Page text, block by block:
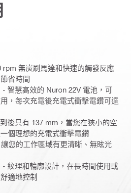
rpm 無炭刷馬達和快速的觸發反應
省時間
智慧高效的 Nuron 22V 電池，可
，每次充電後充電式衝擊電鑽可達
後只有 137 mm，當您在狹小的空
個理想的充電式衝擊電鑽
您的工作區域有更清晰、無眩光
紋理和輪廓設計，在長時間使用或
適地控制